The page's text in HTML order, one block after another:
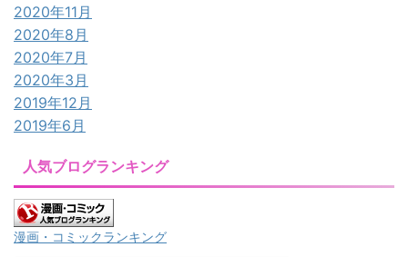
2020年11月
2020年8月
2020年7月
2020年3月
2019年12月
2019年6月
人気ブログランキング
漫画・コミックランキング